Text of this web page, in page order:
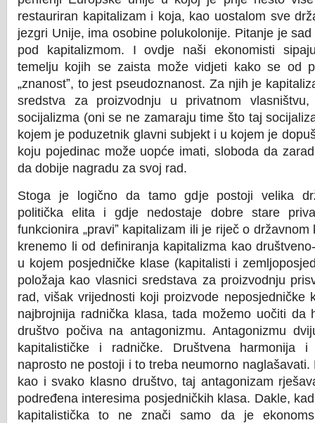
restauriran kapitalizam i koja, kao uostalom sve
jezgri Unije, ima osobine polukolonije. Pitanje je
pod kapitalizmom. I ovdje naši ekonomisti
temelju kojih se zaista može vidjeti kako se od
„znanostˮ, to jest pseudoznanost. Za njih je
sredstva za proizvodnju u privatnom
socijalizma (oni se ne zamaraju time što taj
kojem je poduzetnik glavni subjekt i u kojem je
koju pojedinac može uopće imati, sloboda da
da dobije nagradu za svoj rad.
Stoga je logično da tamo gdje postoji velika
politička elita i gdje nedostaje dobre stare
funkcionira „praviˮkapitalizam ili je riječ o državnom
krenemo li od definiranja kapitalizma kao
u kojem posjedničke klase (kapitalisti i
položaja kao vlasnici sredstava za proizvodnju
rad, višak vrijednosti koji proizvode neposjedničke
najbrojnija radnička klasa, tada možemo uočiti da
društvo počiva na antagonizmu. Antagonizmu
kapitalističke i radničke. Društvena harmonija i
naprosto ne postoji i to treba neumorno
kao i svako klasno društvo, taj antagonizam
podređena interesima posjedničkih klasa. Dakle,
kapitalistička to ne znači samo da je